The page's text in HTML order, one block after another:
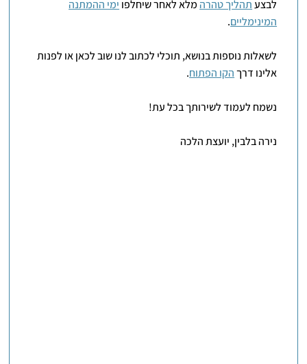
לבצעתהליך טהרה מלא לאחר שיחלפו ימי ההמתנה
המינימליים.
לשאלות נוספות בנושא, תוכלי לכתוב לנו שוב לכאן או לפנות
אלינו דרךהקו הפתוח.
נשמח לעמוד לשירותך בכל עת!
נירה בלבין, יועצת הלכה